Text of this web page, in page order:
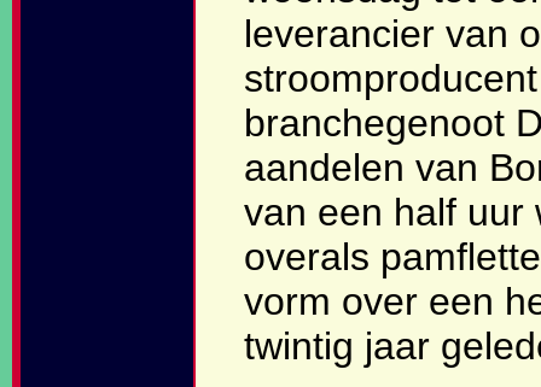
leverancier van
branchegenoot
aandelen van
van een half uur
overals
vorm over een
twintig jaar